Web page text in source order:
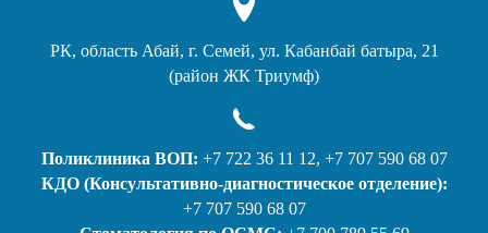
РК, область Абай, г. Семей, ул. Кабанбай батыра, 21
(район ЖК Триумф)
Поликлиника ВОП: +7 722 36 11 12, +7 707 590 68 07
КДО (Консультативно-диагностическое отделение):
+7 707 590 68 07